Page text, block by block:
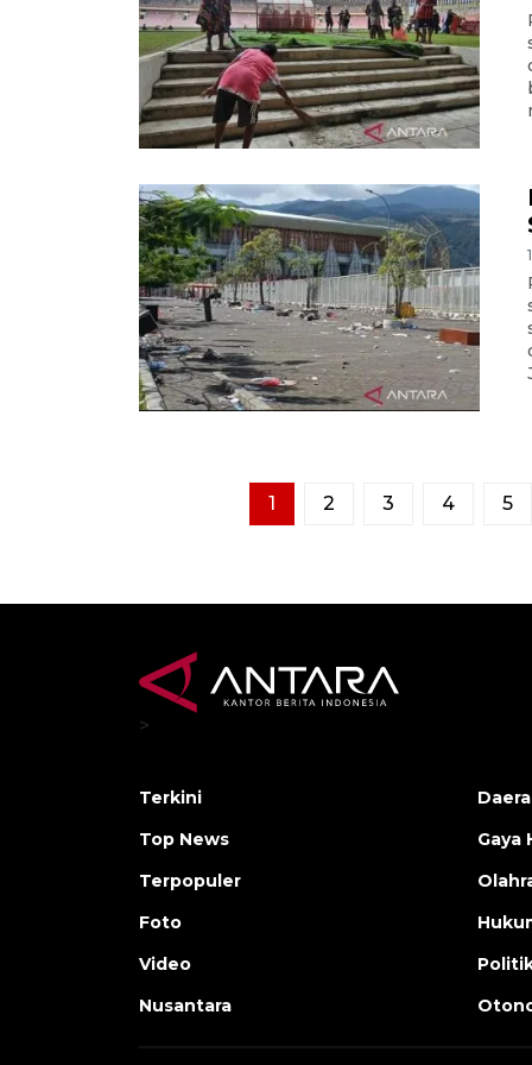
1 2 3 4 5
>
Terkini
Top News
Terpopuler
Foto
Video
Nusantara
Gaya